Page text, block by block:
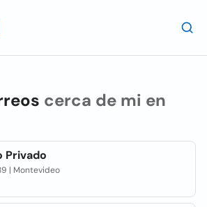
cerca de mi en
Privado
| Montevideo